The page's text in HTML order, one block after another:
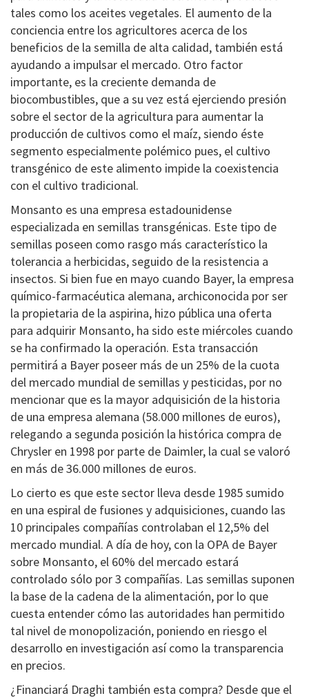
tales como los aceites vegetales. El aumento de la
conciencia entre los agricultores acerca de los
beneficios de la semilla de alta calidad, también está
ayudando a impulsar el mercado. Otro factor
importante, es la creciente demanda de
biocombustibles, que a su vez está ejerciendo presión
sobre el sector de la agricultura para aumentar la
producción de cultivos como el maíz, siendo éste
segmento especialmente polémico pues, el cultivo
transgénico de este alimento impide la coexistencia
con el cultivo tradicional.
Monsanto es una empresa estadounidense
especializada en semillas transgénicas. Este tipo de
semillas poseen como rasgo más característico la
tolerancia a herbicidas, seguido de la resistencia a
insectos. Si bien fue en mayo cuando Bayer, la empresa
químico-farmacéutica alemana, archiconocida por ser
la propietaria de la aspirina, hizo pública una oferta
para adquirir Monsanto, ha sido este miércoles cuando
se ha confirmado la operación. Esta transacción
permitirá a Bayer poseer más de un 25% de la cuota
del mercado mundial de semillas y pesticidas, por no
mencionar que es la mayor adquisición de la historia
de una empresa alemana (58.000 millones de euros),
relegando a segunda posición la histórica compra de
Chrysler en 1998 por parte de Daimler, la cual se valoró
en más de 36.000 millones de euros.
Lo cierto es que este sector lleva desde 1985 sumido
en una espiral de fusiones y adquisiciones, cuando las
10 principales compañías controlaban el 12,5% del
mercado mundial. A día de hoy, con la OPA de Bayer
sobre Monsanto, el 60% del mercado estará
controlado sólo por 3 compañías. Las semillas suponen
la base de la cadena de la alimentación, por lo que
cuesta entender cómo las autoridades han permitido
tal nivel de monopolización, poniendo en riesgo el
desarrollo en investigación así como la transparencia
en precios.
¿Financiará Draghi también esta compra? Desde que el